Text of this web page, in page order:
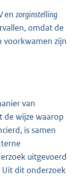
en zorginstelling
omdat de
voorkwamen zijn
van
de wijze waarop
is samen
uitgevoerd
Uit dit onderzoek